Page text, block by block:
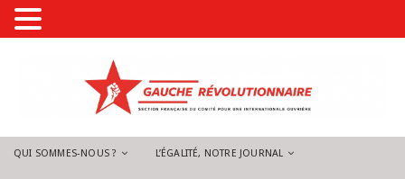
QUI SOMMES-NOUS ? L’ÉGALITÉ, NOTRE JOURNAL